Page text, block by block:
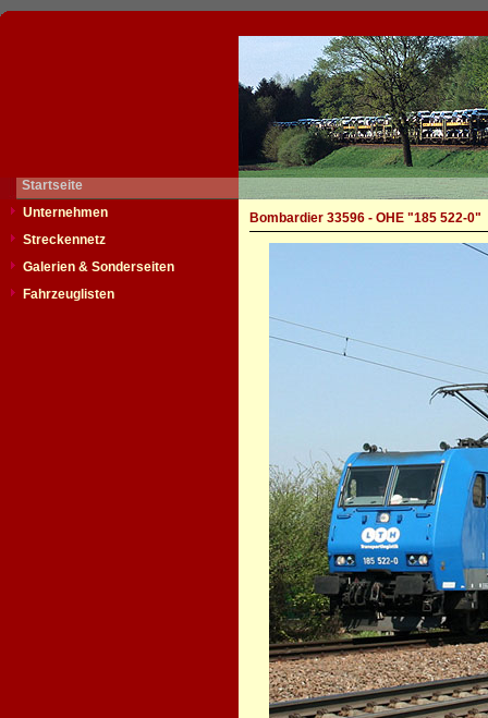
Startseite
Unternehmen
Streckennetz
Galerien & Sonderseiten
Fahrzeuglisten
Bombardier 33596 - OHE "185 522-0"